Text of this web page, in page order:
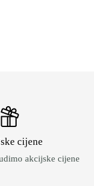
cijene
akcijske cijene